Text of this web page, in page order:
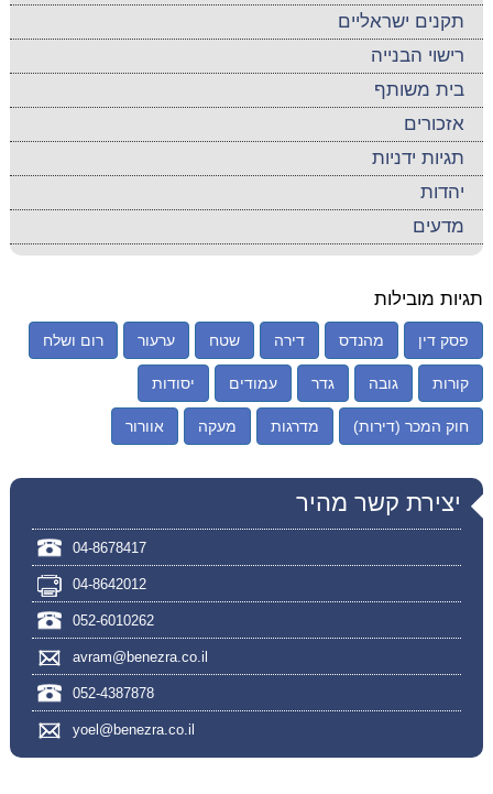
תקנים ישראליים
רישוי הבנייה
בית משותף
אזכורים
תגיות ידניות
יהדות
מדעים
תגיות מובילות
פסק דין מהנדס דירה שטח ערעור רום ושלח
קורות גובה גדר עמודים יסודות
חוק המכר (דירות) מדרגות מעקה אוורור
יצירת קשר מהיר
04-8678417
04-8642012
052-6010262
avram@benezra.co.il
052-4387878
yoel@benezra.co.il